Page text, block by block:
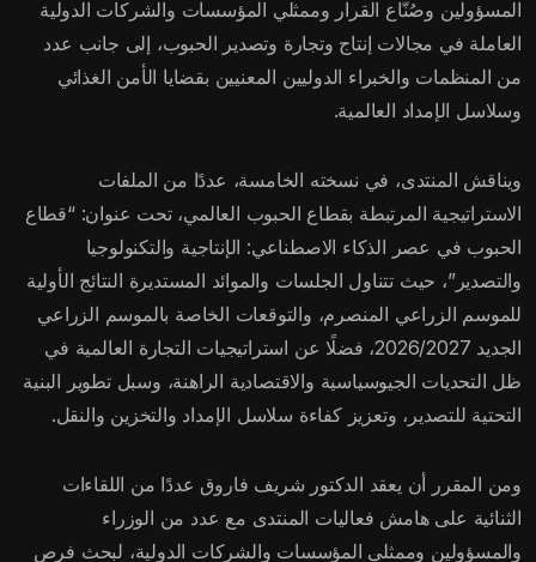
المسؤولين وصُنّاع القرار وممثلي المؤسسات والشركات الدولية
العاملة في مجالات إنتاج وتجارة وتصدير الحبوب، إلى جانب عدد
من المنظمات والخبراء الدوليين المعنيين بقضايا الأمن الغذائي
وسلاسل الإمداد العالمية.
ويناقش المنتدى، في نسخته الخامسة، عددًا من الملفات
الاستراتيجية المرتبطة بقطاع الحبوب العالمي، تحت عنوان: “قطاع
الحبوب في عصر الذكاء الاصطناعي: الإنتاجية والتكنولوجيا
والتصدير”، حيث تتناول الجلسات والموائد المستديرة النتائج الأولية
للموسم الزراعي المنصرم، والتوقعات الخاصة بالموسم الزراعي
الجديد 2026/2027، فضلًا عن استراتيجيات التجارة العالمية في
ظل التحديات الجيوسياسية والاقتصادية الراهنة، وسبل تطوير البنية
التحتية للتصدير، وتعزيز كفاءة سلاسل الإمداد والتخزين والنقل.
ومن المقرر أن يعقد الدكتور شريف فاروق عددًا من اللقاءات
الثنائية على هامش فعاليات المنتدى مع عدد من الوزراء
والمسؤولين وممثلي المؤسسات والشركات الدولية، لبحث فرص